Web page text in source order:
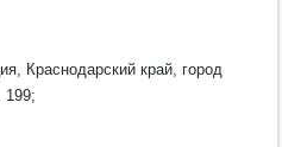
Краснодарский край, город
199;